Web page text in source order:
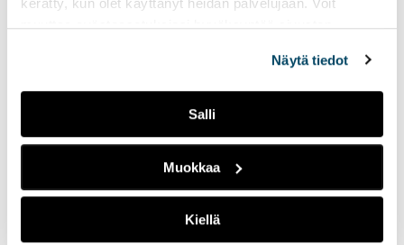
muuttaa evästeasetuksiesi hyväksyntää sivuston
Näytä tiedot
Salli
Muokkaa
Kiellä
dimension där den professionella vågar utmana
normer och värderingar med målet att”se hela
”fokusera på individen och det bästa
”låta brukaren göra självständiga
val och i största möjliga mån få bestämma över sitt
(citat ur studerandeutvärderingar).
Texten ovan illustrerar enskilda nedslag i tiden,
varvid de nordiska studerandena inte nödvändigtvis
skulle ge samma svar vid ett annat tillfälle.